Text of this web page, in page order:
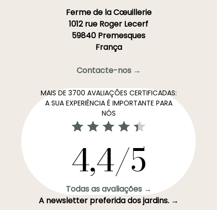
Ferme de la Cœuillerie
1012 rue Roger Lecerf
59840 Premesques
França
Contacte-nos →
MAIS DE 3700 AVALIAÇÕES CERTIFICADAS:
A SUA EXPERIÊNCIA É IMPORTANTE PARA
NÓS
4,4/5
Todas as avaliações →
A newsletter preferida dos jardins. →